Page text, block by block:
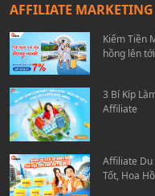
AFFILIATE MARKETING
Kiếm Tiền
hồng lên
3 Bí Kíp
Affiliate
Affiliate Du
Tốt, Hoa